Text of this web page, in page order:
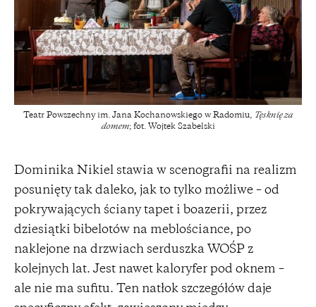
Teatr Powszechny im. Jana Kochanowskiego w Radomiu, Tęsknię za
domem; fot. Wojtek Szabelski
Dominika Nikiel stawia w scenografii na realizm
posunięty tak daleko, jak to tylko możliwe – od
pokrywających ściany tapet i boazerii, przez
dziesiątki bibelotów na meblościance, po
naklejone na drzwiach serduszka WOŚP z
kolejnych lat. Jest nawet kaloryfer pod oknem –
ale nie ma sufitu. Ten natłok szczegółów daje